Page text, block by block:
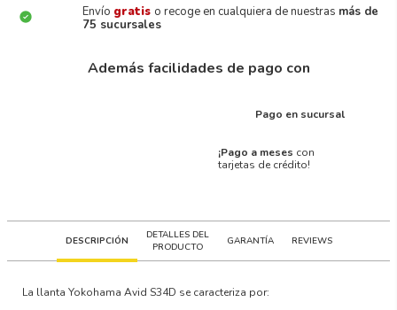
Envío gratis o recoge en cualquiera de nuestras más de
75 sucursales
Además facilidades de pago con
Pago en sucursal
¡Pago a meses con
tarjetas de crédito!
DESCRIPCIÓN
DETALLES DEL
PRODUCTO
GARANTÍA REVIEWS
La llantaYokohama Avid S34D se caracteriza por: